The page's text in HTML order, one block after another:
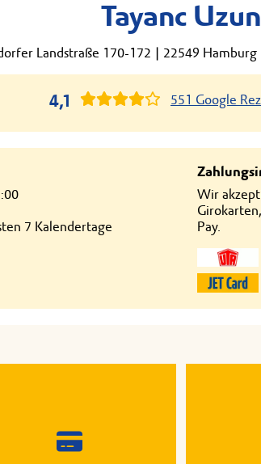
Tayanc Uzun
Landstraße 170-172 22549 Hamburg
4,1 551 Google
7 Kalendertage
Wir
Pay.